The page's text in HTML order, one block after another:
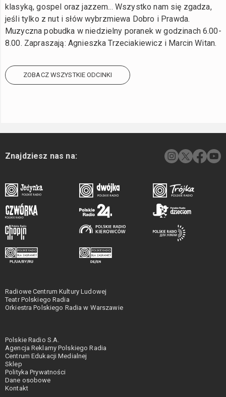
klasyką, gospel oraz jazzem... Wszystko nam się zgadza,
jeśli tylko z nut i słów wybrzmiewa Dobro i Prawda.
Muzyczna pobudka w niedzielny poranek w godzinach 6.00-
8.00. Zapraszają: Agnieszka Trzeciakiewicz i Marcin Witan.
ZOBACZ WSZYSTKIE ODCINKI
Znajdziesz nas na:
Radiowe Centrum Kultury Ludowej
Teatr Polskiego Radia
Orkiestra Polskiego Radia w Warszawie
Polskie Radio S.A.
Agencja Reklamy Polskiego Radia
Centrum Edukacji Medialnej
Sklep
Polityka Prywatności
Dane osobowe
Kontakt